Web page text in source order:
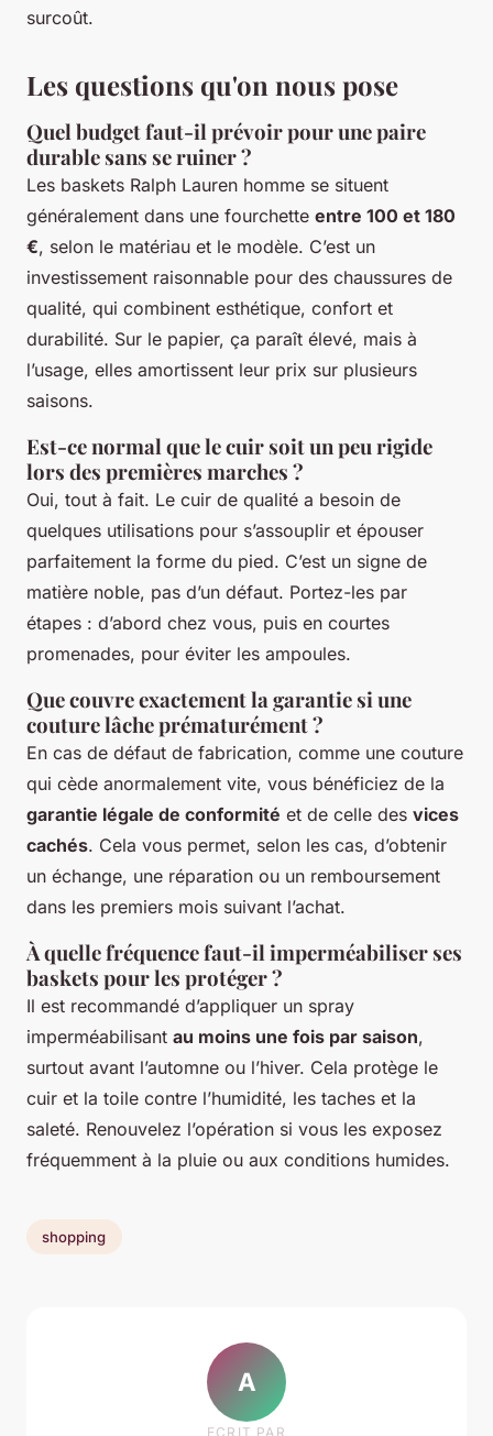
surcoût.
Les questions qu'on nous pose
Quel budget faut-il prévoir pour une paire
durable sans se ruiner ?
Les baskets Ralph Lauren homme se situent
généralement dans une fourchette entre 100 et 180
€, selon le matériau et le modèle. C’est un
investissement raisonnable pour des chaussures de
qualité, qui combinent esthétique, confort et
durabilité. Sur le papier, ça paraît élevé, mais à
l’usage, elles amortissent leur prix sur plusieurs
saisons.
Est-ce normal que le cuir soit un peu rigide
lors des premières marches ?
Oui, tout à fait. Le cuir de qualité a besoin de
quelques utilisations pour s’assouplir et épouser
parfaitement la forme du pied. C’est un signe de
matière noble, pas d’un défaut. Portez-les par
étapes : d’abord chez vous, puis en courtes
promenades, pour éviter les ampoules.
Que couvre exactement la garantie si une
couture lâche prématurément ?
En cas de défaut de fabrication, comme une couture
qui cède anormalement vite, vous bénéficiez de la
garantie légale de conformité et de celle des vices
cachés. Cela vous permet, selon les cas, d’obtenir
un échange, une réparation ou un remboursement
dans les premiers mois suivant l’achat.
À quelle fréquence faut-il imperméabiliser ses
baskets pour les protéger ?
Il est recommandé d’appliquer un spray
imperméabilisant au moins une fois par saison,
surtout avant l’automne ou l’hiver. Cela protège le
cuir et la toile contre l’humidité, les taches et la
saleté. Renouvelez l’opération si vous les exposez
fréquemment à la pluie ou aux conditions humides.
shopping
A
ECRIT PAR